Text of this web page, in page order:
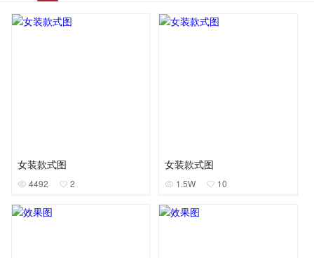
女装款式图
4492 2
女装款式图
1.5W 10